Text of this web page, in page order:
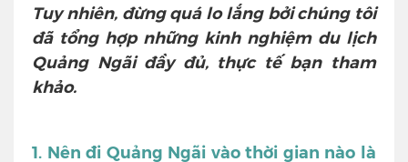
Tuy nhiên, đừng quá lo lắng bởi chúng tôi
đã tổng hợp những kinh nghiệm du lịch
Quảng Ngãi đầy đủ, thực tế bạn tham
khảo.
1. Nên đi Quảng Ngãi vào thời gian nào là